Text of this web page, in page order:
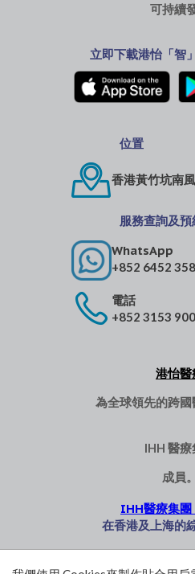
可持續
立即下載港怡「智
位置
香港黃竹坑南
服務查詢及預
WhatsApp
+852 6452
電話
+852 3153
港怡醫
為全球領先的跨
IHH 醫療
成員。
IHH醫療集團
在香港及上海的
港怡醫匯 港怡日間醫